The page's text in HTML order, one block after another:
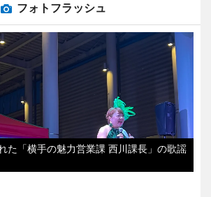
フォトフラッシュ
た「横手の魅力営業課 西川課長」の歌謡